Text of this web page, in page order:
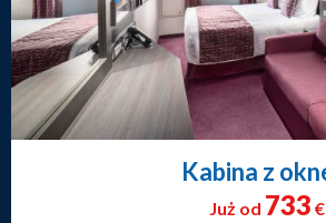
Kabina z
Już od 733 €